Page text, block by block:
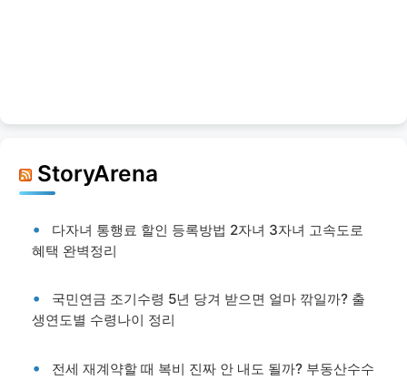
StoryArena
다자녀 통행료 할인 등록방법 2자녀 3자녀 고속도로
혜택 완벽정리
국민연금 조기수령 5년 당겨 받으면 얼마 깎일까? 출
생연도별 수령나이 정리
전세 재계약할 때 복비 진짜 안 내도 될까? 부동산수수